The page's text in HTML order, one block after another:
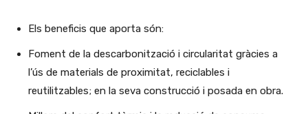
Els beneficis que aporta són:
Foment de la descarbonització i circularitat gràcies a
l’ús de materials de proximitat, reciclables i
reutilitzables; en la seva construcció i posada en obra.